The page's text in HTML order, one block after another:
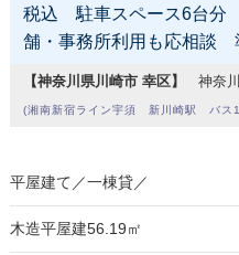
税込 駐車スペース6台
舗・事務所利用も応相談
【神奈川県川崎市 幸区】 神奈
(湘南新宿ライン宇須 新川崎駅 バス
平屋建て／一棟貸／
木造平屋建56.19㎡